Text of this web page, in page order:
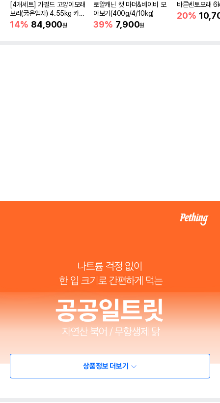
[4개세트] 가필드 고양이모래
보라(굵은입자) 4.55kg 카사
바모래
14% 84,900원
로얄캐닌 캣 마더&베이비 모
아보기(400g/4/10kg)
39% 7,900원
바른벤토모래
20%
상품정보 더보기